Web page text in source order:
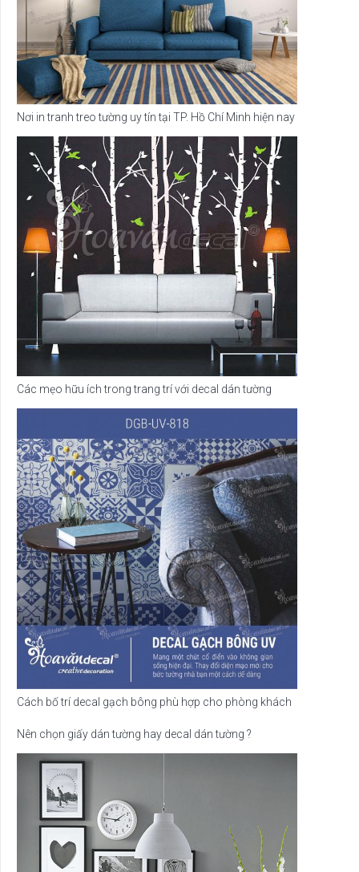
Nơi in tranh treo tường uy tín tại TP. Hồ Chí Minh hiện nay
Các mẹo hữu ích trong trang trí với decal dán tường
Cách bố trí decal gạch bông phù hợp cho phòng khách
Nên chọn giấy dán tường hay decal dán tường ?